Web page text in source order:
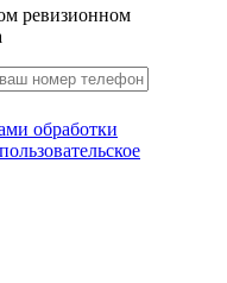
ревизионном
обработки
пользовательское